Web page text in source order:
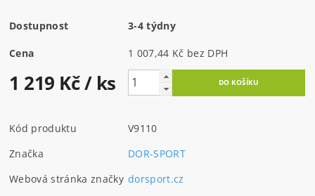
Dostupnost 3-4 týdny
Cena 1 007,44 Kč bez DPH
1 219 Kč/ ks
Kód produktu
V9110
Značka
DOR-SPORT
Webová stránka značky dorsport.cz